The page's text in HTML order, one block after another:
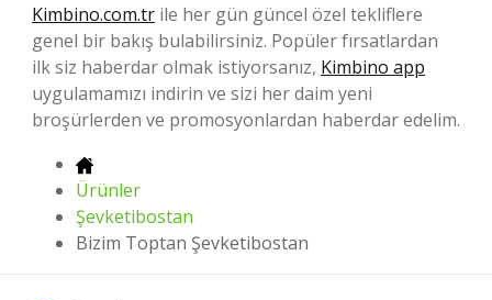
Kimbino.com.tr ile her gün güncel özel tekliflere
genel bir bakış bulabilirsiniz. Popüler fırsatlardan
ilk siz haberdar olmak istiyorsanız, Kimbino app
uygulamamızı indirin ve sizi her daim yeni
broşürlerden ve promosyonlardan haberdar edelim.
Ürünler
Şevketibostan
Bizim Toptan Şevketibostan